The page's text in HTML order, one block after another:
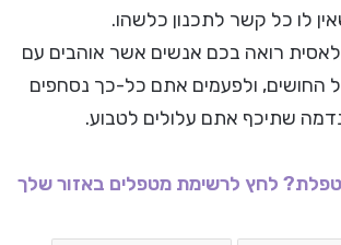
לו כל קשר לתכנון כלשהו.
רואה בכם אנשים אשר אוהבים עם
החושים, ולפעמים אתם כל-כך נסחפים
שתיכף אתם עלולים לטבוע.
לחץ לרשימת מטפלים באזור שלך